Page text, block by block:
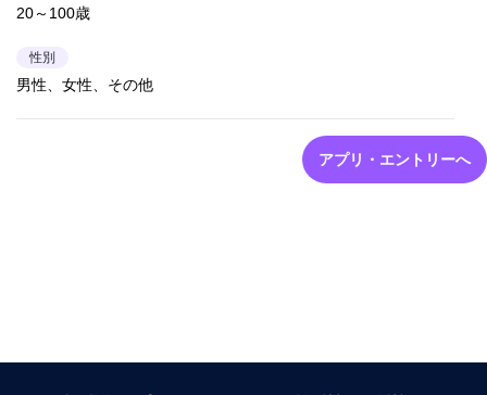
20～100歳
性別
男性、女性、その他
アプリ・エントリーへ